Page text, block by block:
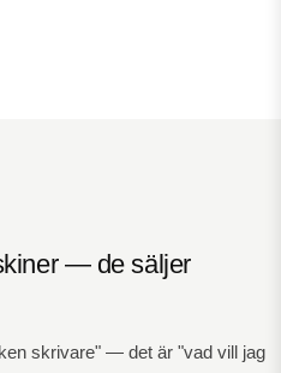
— de säljer
skrivare" — det är "vad vill jag